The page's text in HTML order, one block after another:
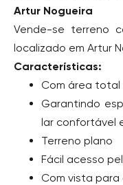
Artur Nogueira
Vende-se terreno
localizado em Artur
Características:
Com área total
Garantindo
lar confortável
Terreno plano
Fácil acesso
Com vista para